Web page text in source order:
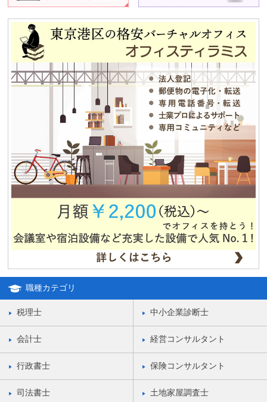
2014.08.07
夏期休業のお知らせ
2013.12.25
平成25年冬季休暇のお知らせ
2013.08.12
夏期休業のお知らせ
独立・移転をお考えの方、必見！！格安合同貸事務所のご紹介！！
職種カテゴリ
税理士 中小企業診断士
会計士 経営コンサルタント
行政書士 保険コンサルタント
司法書士 土地家屋調査士